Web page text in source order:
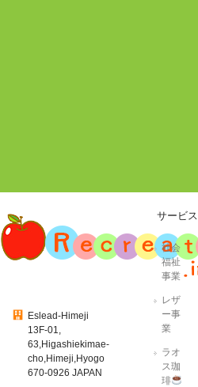
Eslead-Himeji
13F-01,
63,Higashiekimae-
cho,Himeji,Hyogo
670-0926 JAPAN
サービス
社会
福祉
事業
レザ
ー事
業
ラオ
ス珈
琲